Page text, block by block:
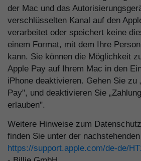
der Mac und das
verschlüsselten Kanal auf den
verarbeitet oder speichert keine
einem Format, mit dem Ihre
kann. Sie können die Möglichkeit
Apple Pay auf Ihrem Mac in den
iPhone deaktivieren. Gehen Sie zu
Pay", und deaktivieren Sie
erlauben".
Weitere Hinweise zum
finden Sie unter der
https://support.apple.com/de-de/